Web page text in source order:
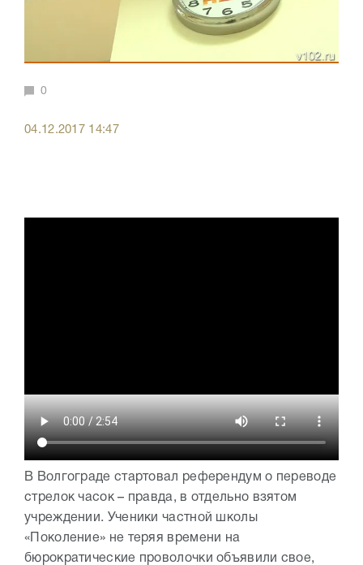
0
04.12.2017 14:47
В Волгограде стартовал референдум о переводе
стрелок часок – правда, в отдельно взятом
учреждении. Ученики частной школы
«Поколение» не теряя времени на
бюрократические проволочки объявили свое,